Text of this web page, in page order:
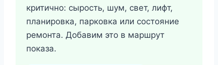
критично: сырость, шум, свет, лифт,
планировка, парковка или состояние
ремонта. Добавим это в маршрут
показа.